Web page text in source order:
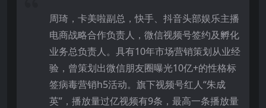
周琦，卡美啦副总，快手、抖音头部娱乐主播
电商战略合作负责人， 微信视频号签约及孵化
业务总负责人。具有10年市场营销策划从业经
验，曾策划出微信朋友圈曝光10亿+的性格标
签病毒营销h5活动。旗下视频号红人“朱成
英”，播放量过亿视频有9条，最高一条播放量